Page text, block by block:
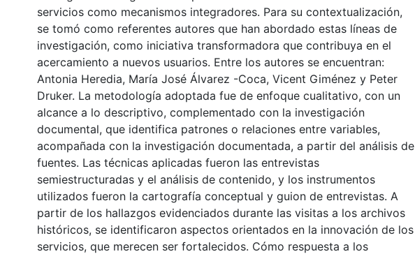
servicios como mecanismos integradores. Para su contextualización,
se tomó como referentes autores que han abordado estas líneas de
investigación, como iniciativa transformadora que contribuya en el
acercamiento a nuevos usuarios. Entre los autores se encuentran:
Antonia Heredia, María José Álvarez -Coca, Vicent Giménez y Peter
Druker. La metodología adoptada fue de enfoque cualitativo, con un
alcance a lo descriptivo, complementado con la investigación
documental, que identifica patrones o relaciones entre variables,
acompañada con la investigación documentada, a partir del análisis de
fuentes. Las técnicas aplicadas fueron las entrevistas
semiestructuradas y el análisis de contenido, y los instrumentos
utilizados fueron la cartografía conceptual y guion de entrevistas. A
partir de los hallazgos evidenciados durante las visitas a los archivos
históricos, se identificaron aspectos orientados en la innovación de los
servicios, que merecen ser fortalecidos. Cómo respuesta a los